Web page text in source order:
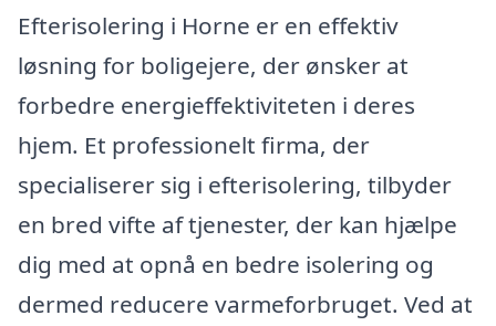
Efterisolering i Horne er en effektiv
løsning for boligejere, der ønsker at
forbedre energieffektiviteten i deres
hjem. Et professionelt firma, der
specialiserer sig i efterisolering, tilbyder
en bred vifte af tjenester, der kan hjælpe
dig med at opnå en bedre isolering og
dermed reducere varmeforbruget. Ved at